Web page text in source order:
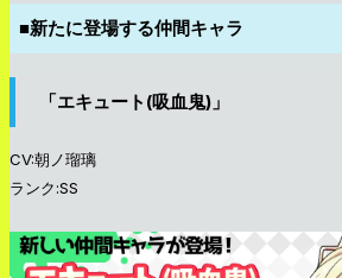
■新たに登場する仲間キャラ
「エキュート(吸血鬼)」
CV:朝ノ瑠璃
ランク:SS